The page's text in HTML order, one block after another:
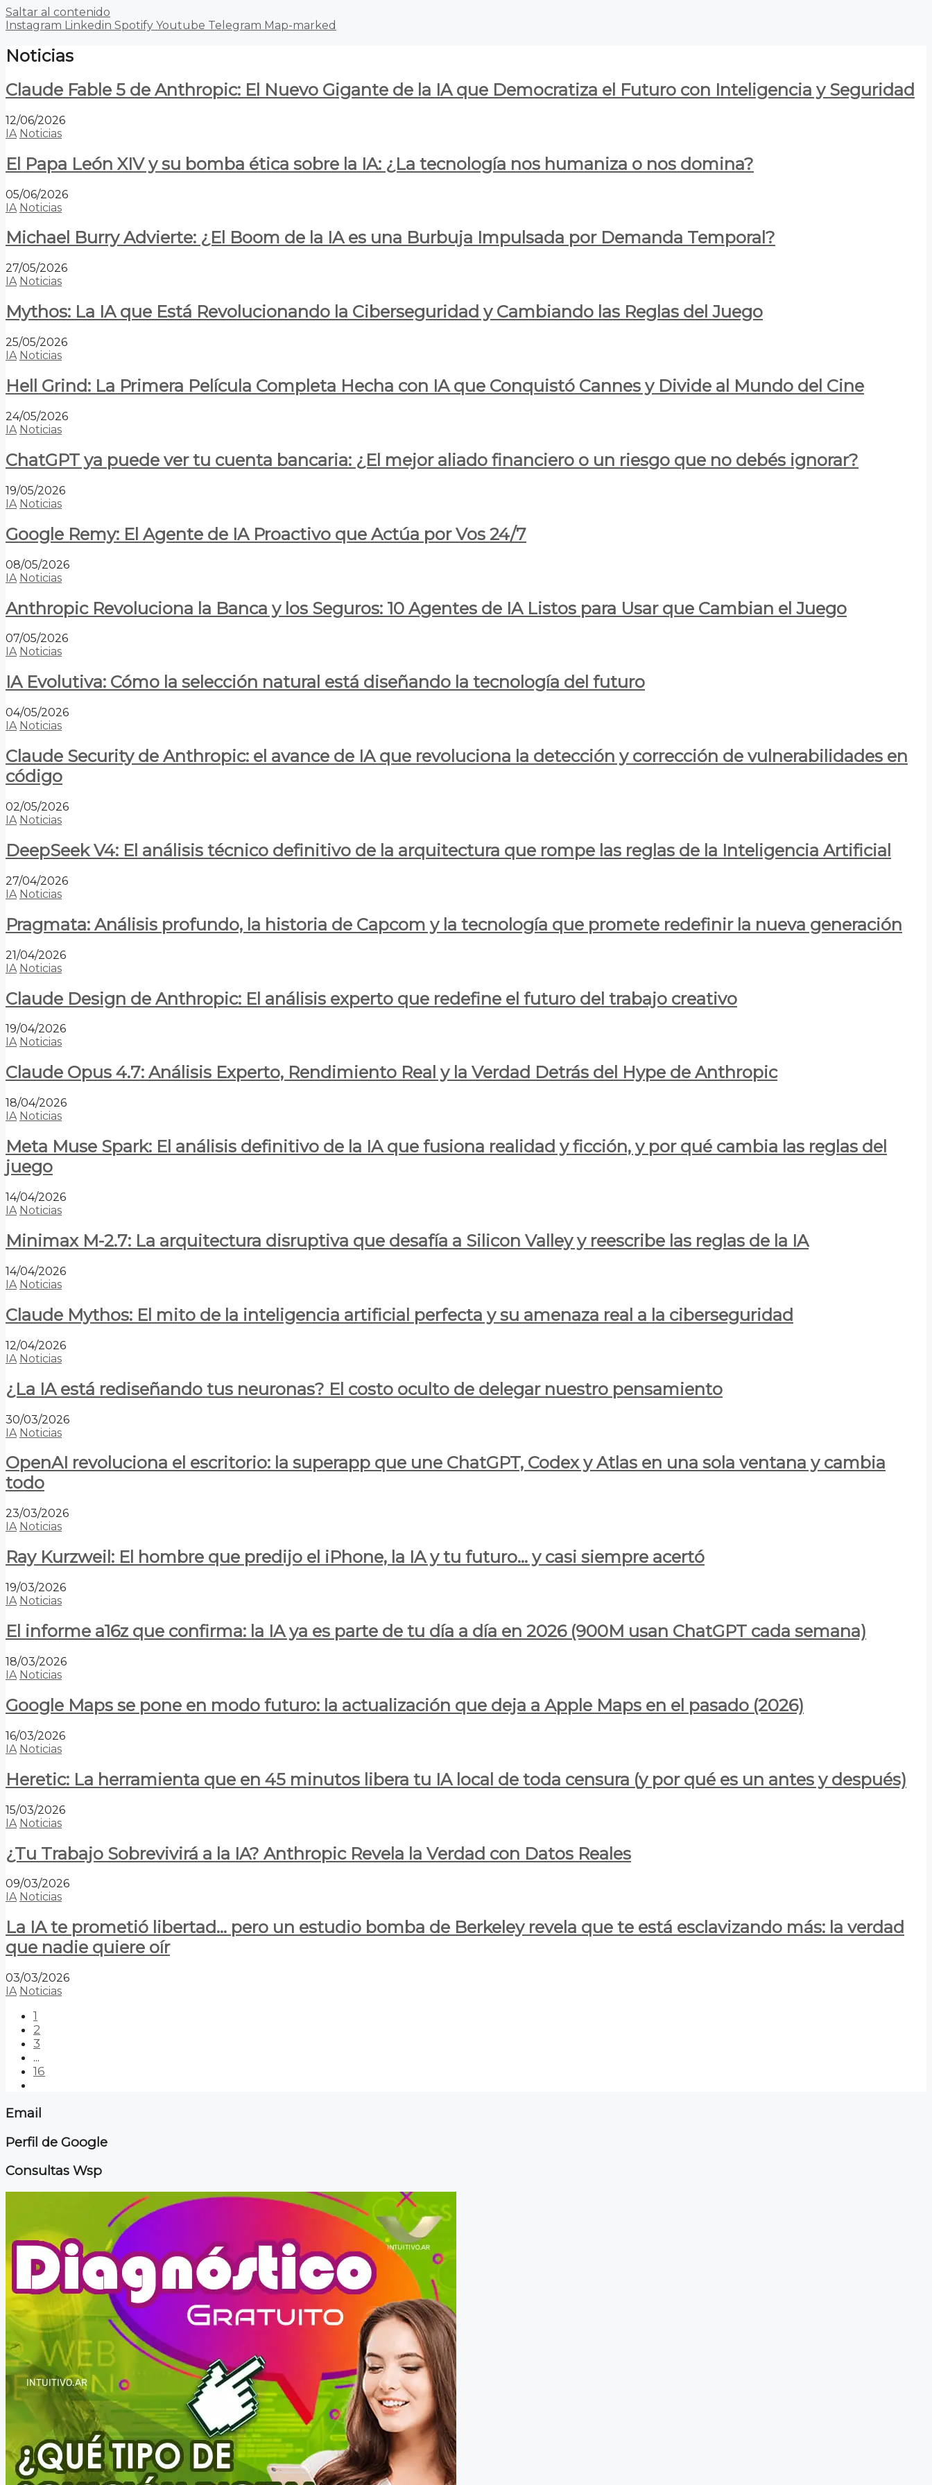
Saltar al contenido
Instagram Linkedin Spotify Youtube Telegram Map-marked
Noticias
Claude Fable 5 de Anthropic: El Nuevo Gigante de la IA que Democratiza el Futuro con Inteligencia y Seguridad
12/06/2026
IA Noticias
El Papa León XIV y su bomba ética sobre la IA: ¿La tecnología nos humaniza o nos domina?
05/06/2026
IA Noticias
Michael Burry Advierte: ¿El Boom de la IA es una Burbuja Impulsada por Demanda Temporal?
27/05/2026
IA Noticias
Mythos: La IA que Está Revolucionando la Ciberseguridad y Cambiando las Reglas del Juego
25/05/2026
IA Noticias
Hell Grind: La Primera Película Completa Hecha con IA que Conquistó Cannes y Divide al Mundo del Cine
24/05/2026
IA Noticias
ChatGPT ya puede ver tu cuenta bancaria: ¿El mejor aliado financiero o un riesgo que no debés ignorar?
19/05/2026
IA Noticias
Google Remy: El Agente de IA Proactivo que Actúa por Vos 24/7
08/05/2026
IA Noticias
Anthropic Revoluciona la Banca y los Seguros: 10 Agentes de IA Listos para Usar que Cambian el Juego
07/05/2026
IA Noticias
IA Evolutiva: Cómo la selección natural está diseñando la tecnología del futuro
04/05/2026
IA Noticias
Claude Security de Anthropic: el avance de IA que revoluciona la detección y corrección de vulnerabilidades en
código
02/05/2026
IA Noticias
DeepSeek V4: El análisis técnico definitivo de la arquitectura que rompe las reglas de la Inteligencia Artificial
27/04/2026
IA Noticias
Pragmata: Análisis profundo, la historia de Capcom y la tecnología que promete redefinir la nueva generación
21/04/2026
IA Noticias
Claude Design de Anthropic: El análisis experto que redefine el futuro del trabajo creativo
19/04/2026
IA Noticias
Claude Opus 4.7: Análisis Experto, Rendimiento Real y la Verdad Detrás del Hype de Anthropic
18/04/2026
IA Noticias
Meta Muse Spark: El análisis definitivo de la IA que fusiona realidad y ficción, y por qué cambia las reglas del
juego
14/04/2026
IA Noticias
Minimax M-2.7: La arquitectura disruptiva que desafía a Silicon Valley y reescribe las reglas de la IA
14/04/2026
IA Noticias
Claude Mythos: El mito de la inteligencia artificial perfecta y su amenaza real a la ciberseguridad
12/04/2026
IA Noticias
¿La IA está rediseñando tus neuronas? El costo oculto de delegar nuestro pensamiento
30/03/2026
IA Noticias
OpenAI revoluciona el escritorio: la superapp que une ChatGPT, Codex y Atlas en una sola ventana y cambia
todo
23/03/2026
IA Noticias
Ray Kurzweil: El hombre que predijo el iPhone, la IA y tu futuro… y casi siempre acertó
19/03/2026
IA Noticias
El informe a16z que confirma: la IA ya es parte de tu día a día en 2026 (900M usan ChatGPT cada semana)
18/03/2026
IA Noticias
Google Maps se pone en modo futuro: la actualización que deja a Apple Maps en el pasado (2026)
16/03/2026
IA Noticias
Heretic: La herramienta que en 45 minutos libera tu IA local de toda censura (y por qué es un antes y después)
15/03/2026
IA Noticias
¿Tu Trabajo Sobrevivirá a la IA? Anthropic Revela la Verdad con Datos Reales
09/03/2026
IA Noticias
La IA te prometió libertad… pero un estudio bomba de Berkeley revela que te está esclavizando más: la verdad
que nadie quiere oír
03/03/2026
IA Noticias
1
2
3
...
16
Email
Perfil de Google
Consultas Wsp